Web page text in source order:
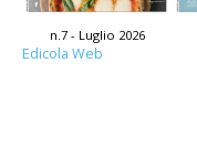
n.7 - Luglio 2026
Edicola Web